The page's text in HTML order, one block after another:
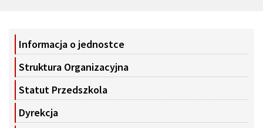
Informacja o jednostce
Struktura Organizacyjna
Statut Przedszkola
Dyrekcja